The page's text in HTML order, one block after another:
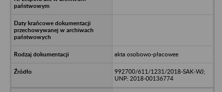
akta osobowo-płacowee
992700/611/1231/2018-SAK-WJ;
UNP: 2018-00136774